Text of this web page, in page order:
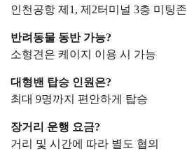
인천공항 제1, 제2터미널 3층 미팅존
반려동물 동반 가능?
소형견은 케이지 이용 시 가능
대형밴 탑승 인원은?
최대 9명까지 편안하게 탑승
장거리 운행 요금?
거리 및 시간에 따라 별도 협의